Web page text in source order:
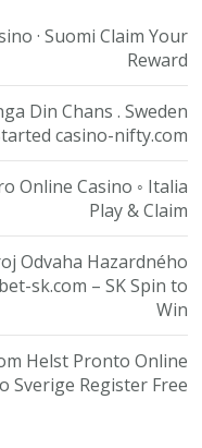
· Suomi Claim Your
Reward
Din Chans . Sweden
casino-nifty.com
Online Casino ◦ Italia
Play & Claim
Odvaha Hazardného
sk.com – SK Spin to
Win
Helst Pronto Online
Sverige Register Free